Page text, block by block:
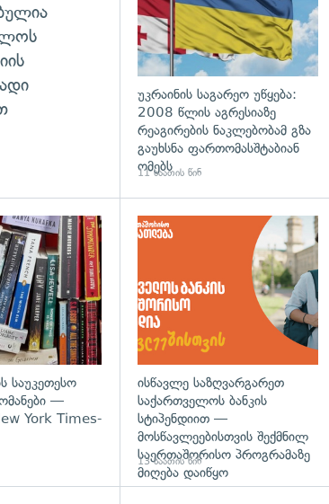
უკრაინის საგარეო უწყება:
2008 წლის აგრესიაზე
რეაგირების ნაკლებობამ გზა
გაუხსნა ფართომასშტაბიან
ომებს
11 საათის წინ
გადახედვა
საუკეთესო
—
York Times-
ისწავლე საზღვარგარეთ
საქართველოს ბანკის
სტიპენდიით —
მოსწავლეებისთვის შექმნილ
საერთაშორისო პროგრამაზე
მიღება დაიწყო
13 საათის წინ